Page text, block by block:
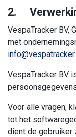
2.
VespaTracker BV,
met
VespaTracker BV
Voor alle vragen,
tot het
dient de gebruiker